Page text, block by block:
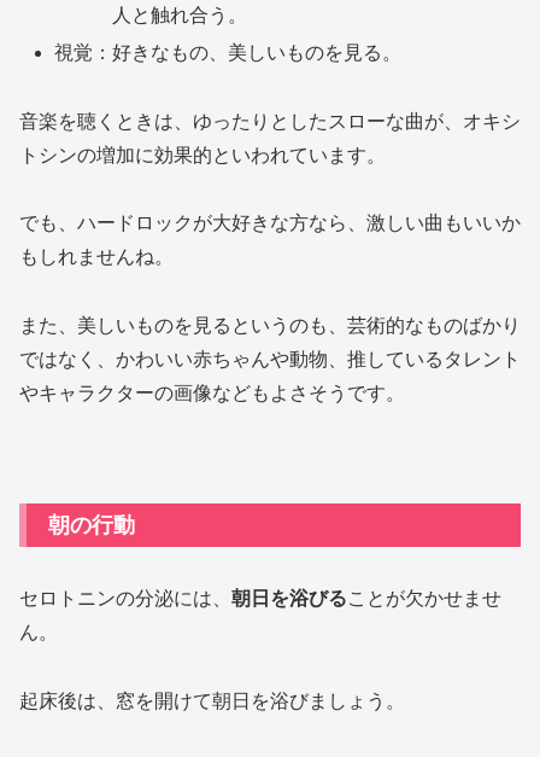
人と触れ合う。
視覚：好きなもの、美しいものを見る。
音楽を聴くときは、ゆったりとしたスローな曲が、オキシ
トシンの増加に効果的といわれています。
でも、ハードロックが大好きな方なら、激しい曲もいいか
もしれませんね。
また、美しいものを見るというのも、芸術的なものばかり
ではなく、かわいい赤ちゃんや動物、推しているタレント
やキャラクターの画像などもよさそうです。
朝の行動
セロトニンの分泌には、 朝日を浴びることが欠かせませ
ん。
起床後は、窓を開けて朝日を浴びましょう。